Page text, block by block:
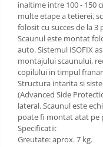
inaltime intre 100 - 150
multe etape a tetierei,
folosit cu succes de la
Scaunul este montat
auto. Sistemul ISOFIX
montajului scaunului,
copilului in timpul
Structura intarita si
(Advanced Side
lateral. Scaunul este
poate fi montat atat pe
Specificatii:
Greutate: aprox. 7 kg.